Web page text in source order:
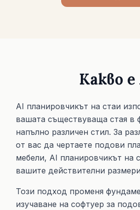
Какво
AI планировчикът на стаи
вашата съществуваща стая в
напълно различен стил. За
от вас да чертаете подови
мебели, AI планировчикът на
вашите действителни
Този подход променя
изучаване на софтуер за